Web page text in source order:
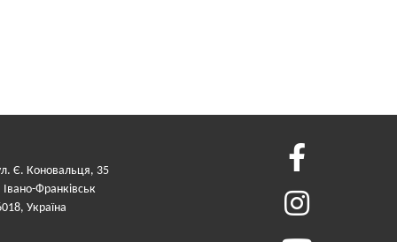
Є. Коновальця, 35
Івано-Франківськ
Україна